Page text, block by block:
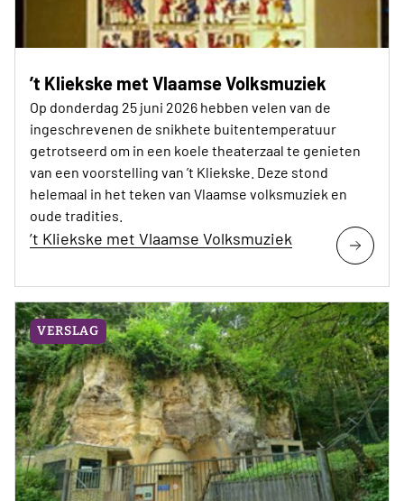
’t Kliekske met Vlaamse Volksmuziek
Op donderdag 25 juni 2026 hebben velen van de
ingeschrevenen de snikhete buitentemperatuur
getrotseerd om in een koele theaterzaal te genieten
van een voorstelling van ’t Kliekske. Deze stond
helemaal in het teken van Vlaamse volksmuziek en
oude tradities.
’t Kliekske met Vlaamse Volksmuziek
VERSLAG